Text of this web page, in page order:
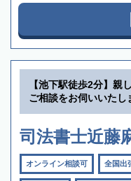
【池下駅徒歩2分】親
ご相談をお伺いいたし
司法書士近藤
オンライン相談可 全国出